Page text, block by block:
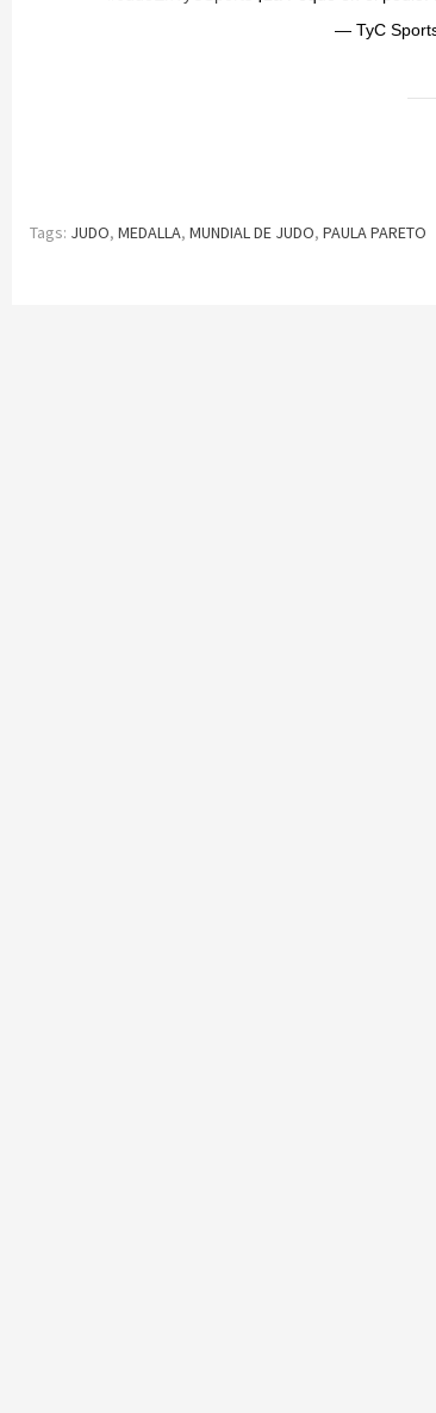
— TyC
Tags: JUDO, MEDALLA, MUNDIAL DE JUDO, PAULA PARETO